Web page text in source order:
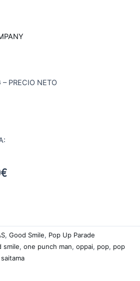
PRECIO NETO
€
, Good Smile, Pop Up Parade
smile, one punch man, oppai, pop, pop
saitama